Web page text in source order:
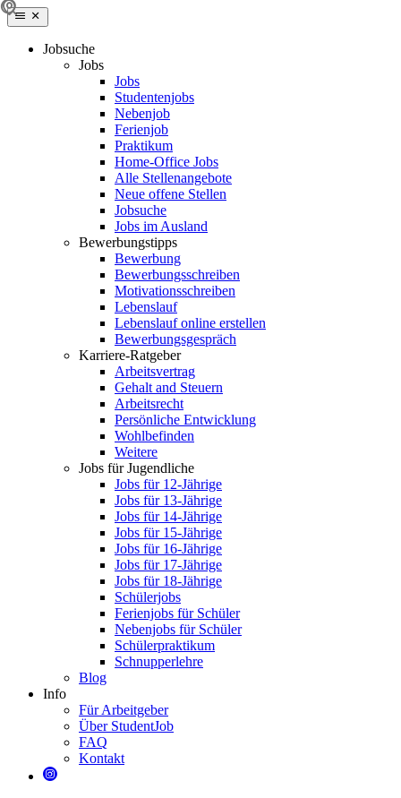
Jobsuche
Jobs
Jobs
Studentenjobs
Nebenjob
Ferienjob
Praktikum
Home-Office Jobs
Alle Stellenangebote
Neue offene Stellen
Jobsuche
Jobs im Ausland
Bewerbungstipps
Bewerbung
Bewerbungsschreiben
Motivationsschreiben
Lebenslauf
Lebenslauf online erstellen
Bewerbungsgespräch
Karriere-Ratgeber
Arbeitsvertrag
Gehalt and Steuern
Arbeitsrecht
Persönliche Entwicklung
Wohlbefinden
Weitere
Jobs für Jugendliche
Jobs für 12-Jährige
Jobs für 13-Jährige
Jobs für 14-Jährige
Jobs für 15-Jährige
Jobs für 16-Jährige
Jobs für 17-Jährige
Jobs für 18-Jährige
Schülerjobs
Ferienjobs für Schüler
Nebenjobs für Schüler
Schülerpraktikum
Schnupperlehre
Blog
Info
Für Arbeitgeber
Über StudentJob
FAQ
Kontakt